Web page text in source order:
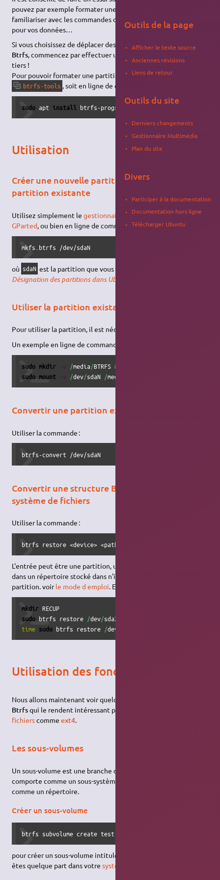
pouvez par exemple formater une clé
familiariser avec les commandes de
pour vos données…
Si vous choisissez de déplacer des données sur votre partition
Btrfs, commencez par effectuer une
tiers !
Pour pouvoir formater une partition enBtrfsinstaller le paquet
btrfs-tools , soit en ligne de commande :
sudo apt install btrfs-progs
Utilisation
Créer une nouvelle partition ou formater une
partition existante
Utilisez simplement legestionnaire de disque d'Ubuntuou
GParted, ou bien en ligne de commande :
mkfs.btrfs /dev/sdaN
où sdaN est la partition que vous souhaitez formater – voir
Désignation des partitions dans Ubuntu
Utiliser la partition existante
Pour utiliser la partition, il est nécessaire de la
Un exemple en ligne de commande
sudo mkdir -v /media/BTRFS &&
sudo mount -v /dev/sdaN /media
Convertir une partition ext4 vers Btrfs
Utiliser la commande :
btrfs-convert /dev/sdaN
Convertir une structure Btrfs vers un autre
système de fichiers
Utiliser la commande :
btrfs restore <device> <path>
L'entrée peut être une partition, un RAID. La sortie peut être
dans un répertoire stocké dans n'importe quel type de
partition. voirle mode d emploi. Exemples
mkdir
sudo btrfs restore /dev/sda28
time sudo btrfs restore /dev
Utilisation des fonctions avancées
Nous allons maintenant voir quelques unes des fonctions de
Btrfsqui le rendent intéressant par rapport à des
fichierscommeext4.
Les sous-volumes
Un sous-volume est une branche du système de fichiers qui se
comporte comme un sous-système de fichiers. il apparaît
comme un répertoire.
Créer un sous-volume
btrfs subvolume create test
pour créer un sous-volume intitulé
êtes quelque part dans votresystème de fichiers
Outils de la page
Afficher le texte source
Anciennes révisions
Liens de retour
Outils du site
Derniers changements
Gestionnaire Multimédia
Plan du site
Divers
Participer à la documentation
Documentation hors ligne
Télécharger Ubuntu